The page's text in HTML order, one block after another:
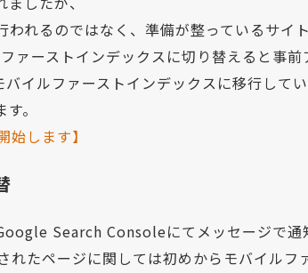
れるのではなく、準備が整っているサイ
ーストインデックスに切り替えると事前
イルファーストインデックスに移行してい
。
します】
Search Consoleにてメッセージで通
たページに関しては初めからモバイル